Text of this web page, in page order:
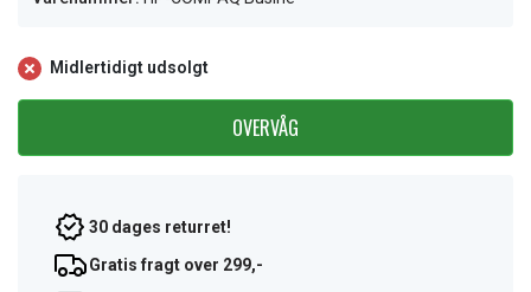
Midlertidigt udsolgt
OVERVÅG
30 dages returret!
Gratis fragt over 299,-